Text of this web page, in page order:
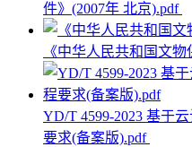
件》(2007年 北京).pdf
《中华人民共和国文
YD/T 4599-2023 基于
要求(备案版).pdf